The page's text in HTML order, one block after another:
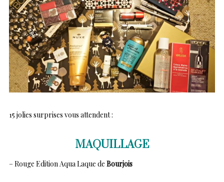
15 jolies surprises vous attendent :
MAQUILLAGE
– Rouge Edition Aqua Laque de Bourjois